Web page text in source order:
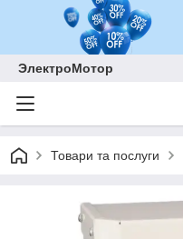
ЭлектроМотор
Товари та послуги